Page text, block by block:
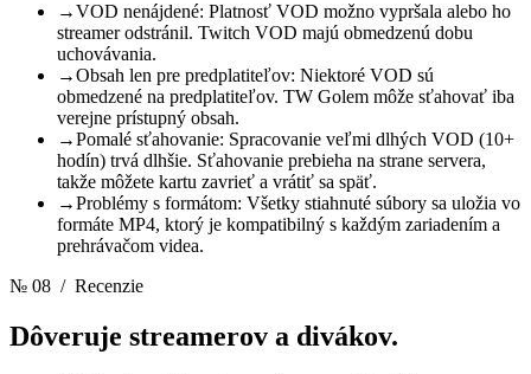
→VOD nenájdené: Platnosť VOD možno vypršala alebo ho
streamer odstránil. Twitch VOD majú obmedzenú dobu
uchovávania.
→Obsah len pre predplatiteľov: Niektoré VOD sú
obmedzené na predplatiteľov. TW Golem môže sťahovať iba
verejne prístupný obsah.
→Pomalé sťahovanie: Spracovanie veľmi dlhých VOD (10+
hodín) trvá dlhšie. Sťahovanie prebieha na strane servera,
takže môžete kartu zavrieť a vrátiť sa späť.
→Problémy s formátom: Všetky stiahnuté súbory sa uložia vo
formáte MP4, ktorý je kompatibilný s každým zariadením a
prehrávačom videa.
№ 08 / Recenzie
Dôveruje streamerov a divákov.